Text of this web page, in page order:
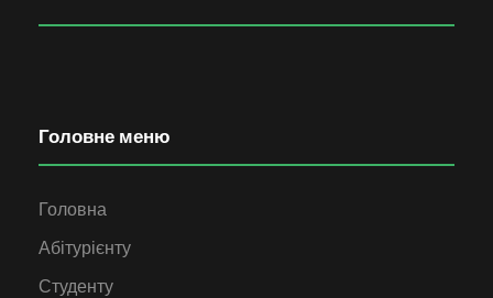
Головне меню
Головна
Абітурієнту
Студенту